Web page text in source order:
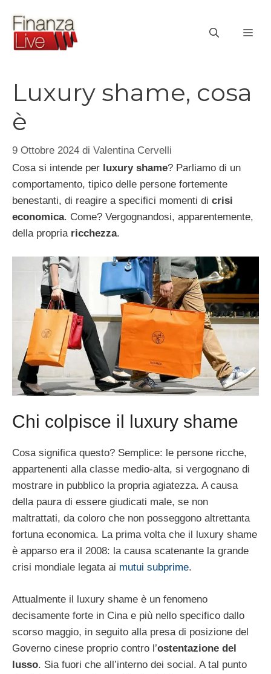
contenuto
Luxury shame, cosa
è
9 Ottobre 2024 di Valentina Cervelli
Cosa si intende per luxury shame? Parliamo di un
comportamento, tipico delle persone fortemente
benestanti, di reagire a specifici momenti di crisi
economica. Come? Vergognandosi, apparentemente,
della propria ricchezza.
Chi colpisce il luxury shame
Cosa significa questo? Semplice: le persone ricche,
appartenenti alla classe medio-alta, si vergognano di
mostrare in pubblico la propria agiatezza. A causa
della paura di essere giudicati male, se non
maltrattati, da coloro che non posseggono altrettanta
fortuna economica. La prima volta che il luxury shame
è apparso era il 2008: la causa scatenante la grande
crisi mondiale legata ai mutui subprime.
Attualmente il luxury shame è un fenomeno
decisamente forte in Cina e più nello specifico dallo
scorso maggio, in seguito alla presa di posizione del
Governo cinese proprio contro l’ostentazione del
lusso. Sia fuori che all’interno dei social. A tal punto